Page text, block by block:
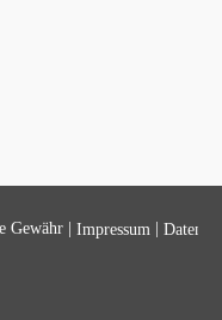
Gewähr | Impressum